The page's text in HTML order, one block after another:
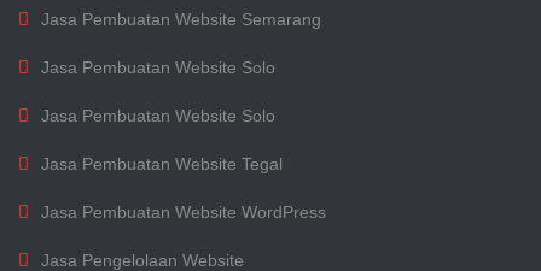
Jasa Pembuatan Website Semarang
Jasa Pembuatan Website Solo
Jasa Pembuatan Website Solo
Jasa Pembuatan Website Tegal
Jasa Pembuatan Website WordPress
Jasa Pengelolaan Website